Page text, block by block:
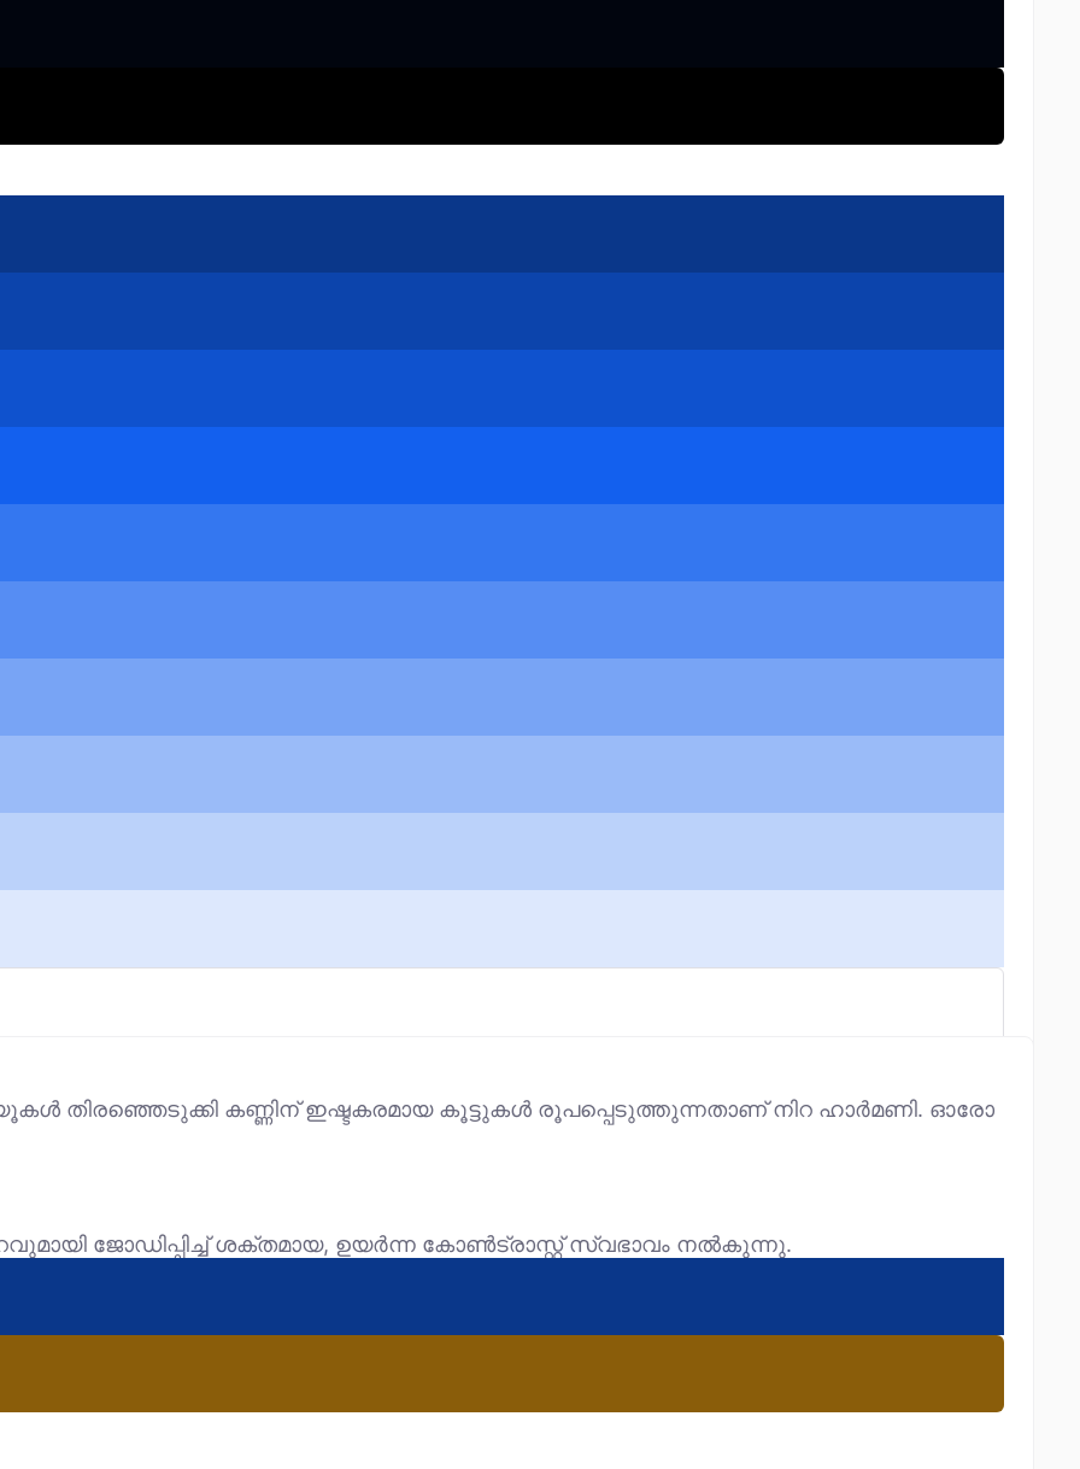
തിരഞ്ഞെടുക്കി കണ്ണിന് ഇഷ്ടകരമായ കൂട്ടുകൾ രൂപപ്പെടുത്തുന്നതാണ് നിറ ഹാർമണി. ഓരോ
നിറവുമായി ജോഡിപ്പിച്ച് ശക്തമായ, ഉയർന്ന കോൺട്രാസ്റ്റ് സ്വഭാവം നൽകുന്നു.